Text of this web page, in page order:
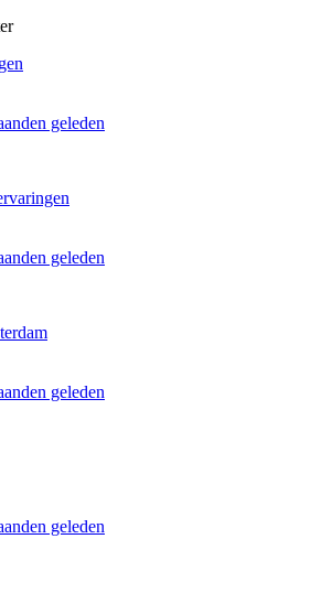
geleden
geleden
geleden
geleden